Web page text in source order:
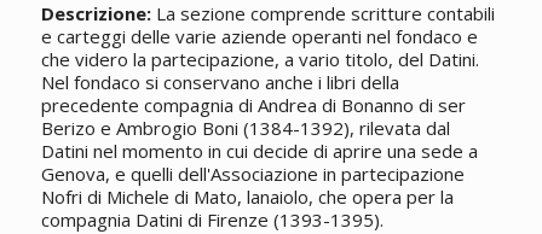
Descrizione:La sezione comprende scritture contabili
e carteggi delle varie aziende operanti nel fondaco e
che videro la partecipazione, a vario titolo, del Datini.
Nel fondaco si conservano anche i libri della
precedente compagnia di Andrea di Bonanno di ser
Berizo e Ambrogio Boni (1384-1392), rilevata dal
Datini nel momento in cui decide di aprire una sede a
Genova, e quelli dell'Associazione in partecipazione
Nofri di Michele di Mato, lanaiolo, che opera per la
compagnia Datini di Firenze (1393-1395).